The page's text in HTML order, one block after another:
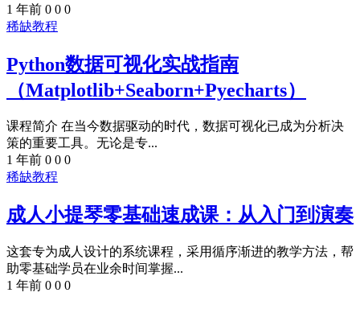
1 年前 0 0 0
稀缺教程
Python数据可视化实战指南
（Matplotlib+Seaborn+Pyecharts）​
课程简介​​ 在当今数据驱动的时代，数据可视化已成为分析决
策的重要工具。无论是专...
1 年前 0 0 0
稀缺教程
成人小提琴零基础速成课：从入门到演奏​
这套专为成人设计的系统课程，采用循序渐进的教学方法，帮
助零基础学员在业余时间掌握...
1 年前 0 0 0